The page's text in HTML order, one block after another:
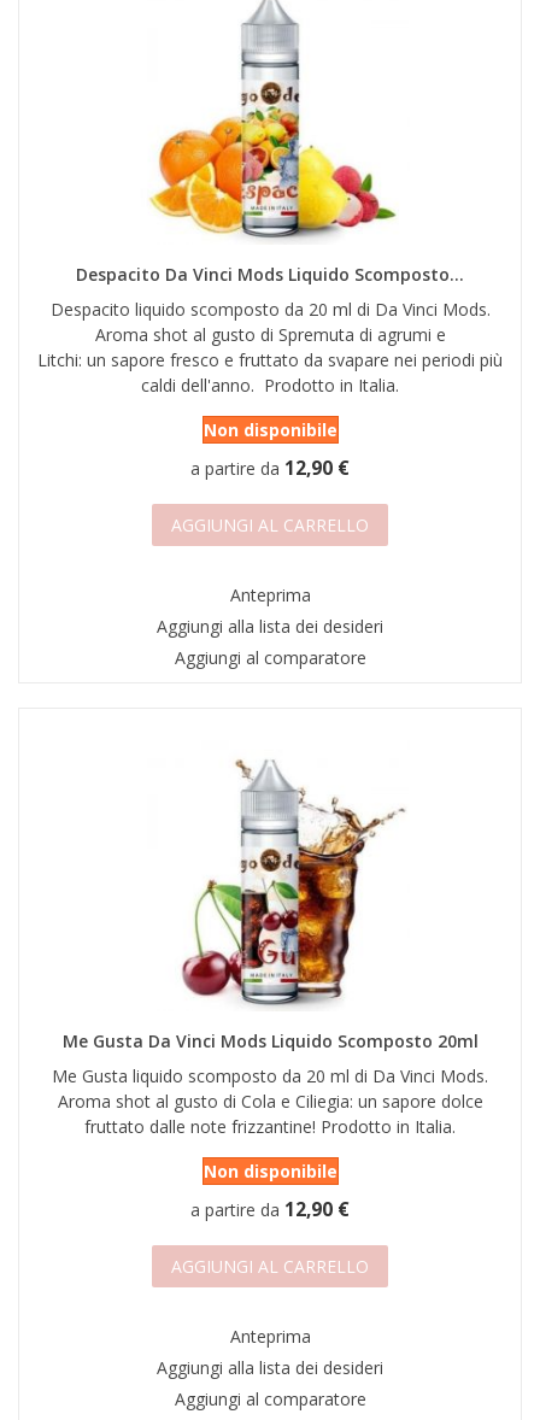
Despacito Da Vinci Mods Liquido Scomposto...
Despacito liquido scomposto da 20 ml di Da Vinci Mods.
Aroma shot al gusto di Spremuta di agrumi e
Litchi: un sapore fresco e fruttato da svapare nei periodi più
caldi dell'anno. Prodotto in Italia.
Non disponibile
a partire da 12,90 €
AGGIUNGI AL CARRELLO
Anteprima
Aggiungi alla lista dei desideri
Aggiungi al comparatore
Me Gusta Da Vinci Mods Liquido Scomposto 20ml
Me Gusta liquido scomposto da 20 ml di Da Vinci Mods.
Aroma shot al gusto di Cola e Ciliegia: un sapore dolce
fruttato dalle note frizzantine! Prodotto in Italia.
Non disponibile
a partire da 12,90 €
AGGIUNGI AL CARRELLO
Anteprima
Aggiungi alla lista dei desideri
Aggiungi al comparatore